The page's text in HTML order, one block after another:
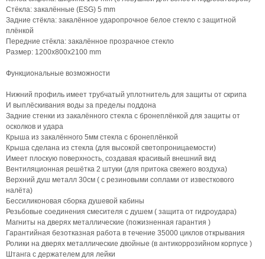
Стёкла: закалённые (ESG) 5 mm
Задние стёкла: закалённое ударопрочное белое стекло с защитной
плёнкой
Передние стёкла: закалённое прозрачное стекло
Размер: 1200х800х2100 mm
Функциональные возможности
Нижний профиль имеет трубчатый уплотнитель для защиты от скрипа
И выплёскивания воды за пределы поддона
Задние стенки из закалённого стекла с бронеплёнкой для защиты от
осколков и удара
Крыша из закалённого 5мм стекла с бронеплёнкой
Крыша сделана из стекла (для высокой светопроницаемости)
Имеет плоскую поверхность, создавая красивый внешний вид
Вентиляционная решётка 2 штуки (для притока свежего воздуха)
Верхний душ металл 30см ( с резиновыми соплами от известкового
налёта)
Бессиликоновая сборка душевой кабины
Резьбовые соединения смесителя с душем ( защита от гидроудара)
Магниты на дверях металлические (пожизненная гарантия )
Гарантийная безотказная работа в течение 35000 циклов открывания
Ролики на дверях металлические двойные (в антикоррозийном корпусе )
Штанга с держателем для лейки